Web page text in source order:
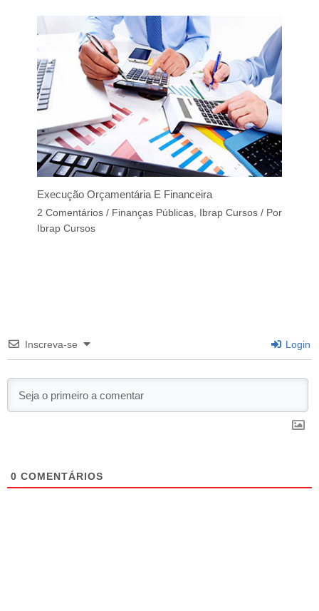
Execução Orçamentária E Financeira
2 Comentários / Finanças Públicas, Ibrap Cursos/ Por
Ibrap Cursos
Inscreva-se Login
0 COMENTÁRIOS